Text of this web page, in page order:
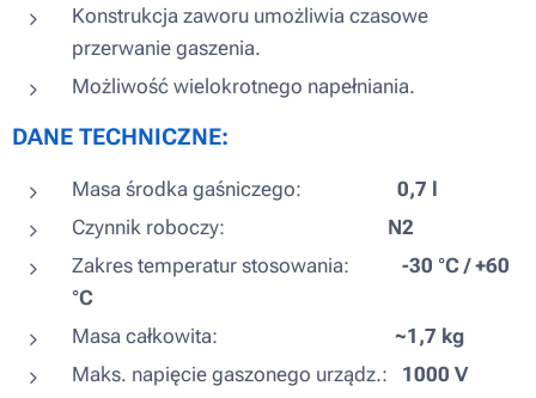
Konstrukcja zaworu umożliwia czasowe
przerwanie gaszenia.
Możliwość wielokrotnego napełniania.
DANE TECHNICZNE:
Masa środka gaśniczego: 0,7 l
Czynnik roboczy: N2
Zakres temperatur stosowania: -30 °C / +60
°C
Masa całkowita: ~1,7 kg
Maks. napięcie gaszonego urządz.: 1000 V